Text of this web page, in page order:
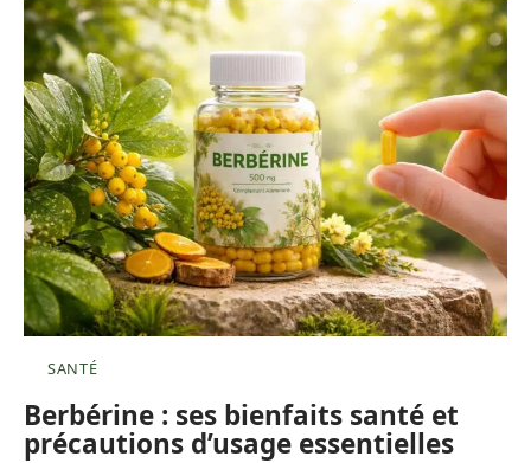
SANTÉ
Berbérine : ses bienfaits santé et
précautions d’usage essentielles